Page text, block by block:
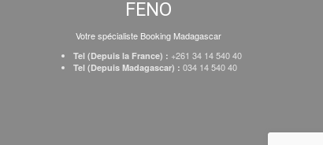
FENO
Votre spécialiste Booking Madagascar
Tel (Depuis la France) : +261 34 14 540 40
Tel (Depuis Madagascar) : 034 14 540 40